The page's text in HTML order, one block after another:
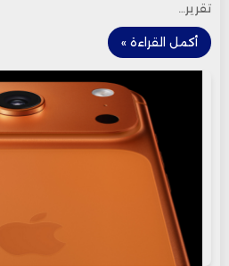
تقرير…
أكمل القراءة »